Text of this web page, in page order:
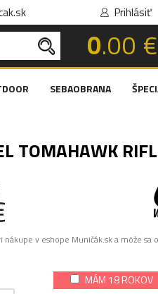
Prihlásiť
0.00 €
SEBAOBRANA
TOMAHAWK
nákupe v eshope Muničák.sk a môže
MÁM 18 ROKOV